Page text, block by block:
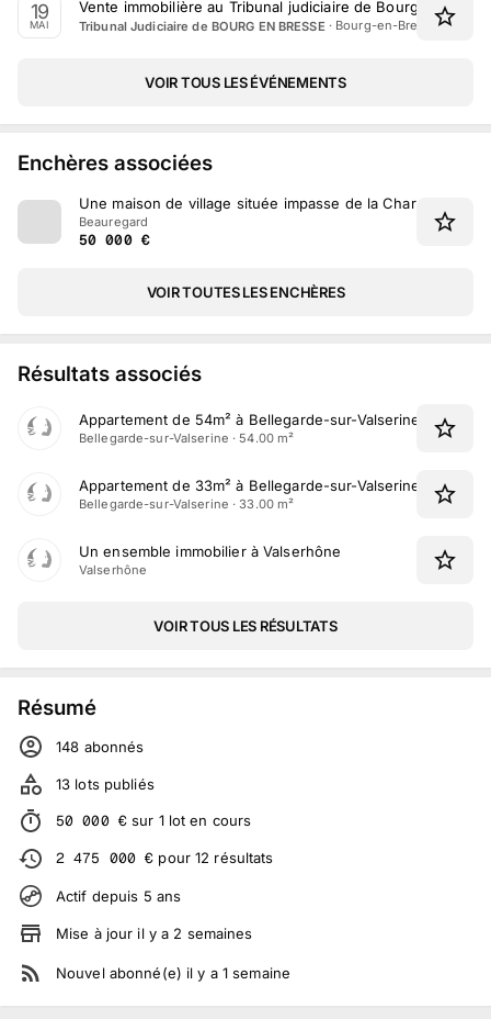
19
MAI
Vente immobilière au Tribunal judiciaire de Bourg en
Tribunal Judiciaire de BOURG EN BRESSE · Bourg-en-Bresse,
VOIR TOUS LES ÉVÉNEMENTS
Enchères associées
Une maison de village située impasse de la Charrière à
Beauregard
50 000 €
VOIR TOUTES LES ENCHÈRES
Résultats associés
Appartement de 54m² à Bellegarde-sur-Valserine (01)
Bellegarde-sur-Valserine · 54.00 m²
Appartement de 33m² à Bellegarde-sur-Valserine (01)
Bellegarde-sur-Valserine · 33.00 m²
Un ensemble immobilier à Valserhône
Valserhône
VOIR TOUS LES RÉSULTATS
Résumé
148 abonnés
13 lots publiés
50 000 €sur 1 lot en cours
2 475 000 € pour12 résultats
Actif depuis 5 ans
Mise à jour il y a 2 semaines
Nouvel abonné(e) il y a 1 semaine